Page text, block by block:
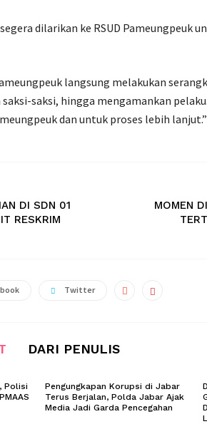
dilarikan ke RSUD Pameungpeuk
langsung melakukan
saksi, hingga mengamankan
dan untuk proses lebih
DI SDN 01
RESKRIM
MOMEN
Twitter
DARI PENULIS
Polisi
Pengungkapan Korupsi di Jabar
Terus Berjalan, Polda Jabar Ajak
Media Jadi Garda Pencegahan